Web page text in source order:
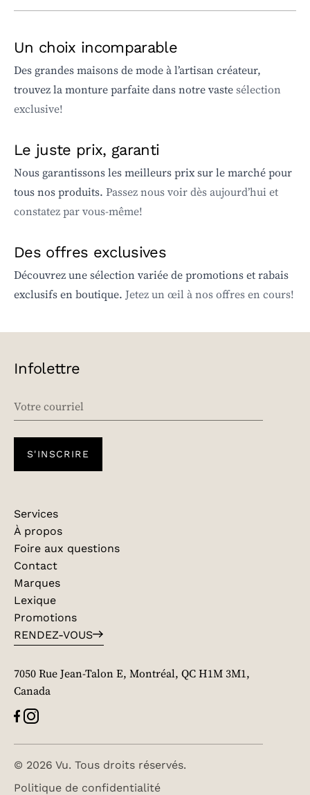
Un choix incomparable
Des grandes maisons de mode à l’artisan créateur,
trouvez la monture parfaite dans notre vastesélection
exclusive!
Le juste prix, garanti
Nous garantissons les meilleurs prix sur le marché pour
tous nos produits. Passez nous voir dès aujourd’hui et
constatez par vous-même!
Des offres exclusives
Découvrez une sélection variée de promotions et rabais
exclusifs en boutique. Jetez un œil à nos offres en cours!
Infolettre
S'INSCRIRE
Services
À propos
Foire aux questions
Contact
Marques
Lexique
Promotions
RENDEZ-VOUS
7050 Rue Jean-Talon E, Montréal, QC H1M 3M1,
Canada
© 2026 Vu. Tous droits réservés.
Politique de confidentialité